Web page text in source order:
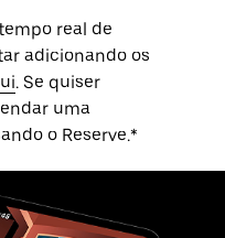
real de
adicionando os
. Se quiser
uma
o Reserve.*